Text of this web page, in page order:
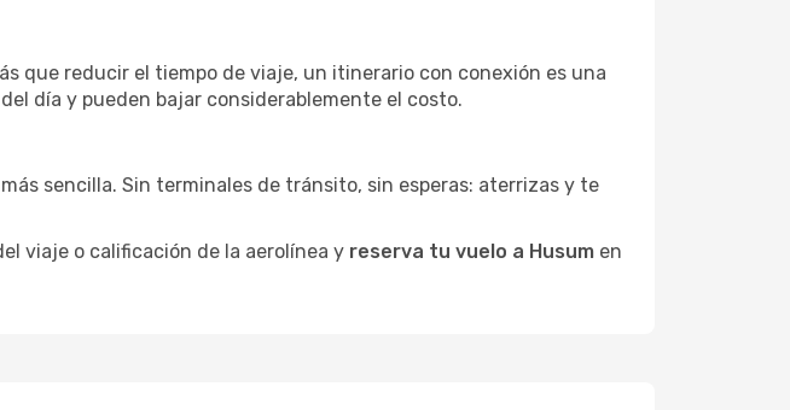
que reducir el tiempo de viaje, un itinerario con conexión es una
día y pueden bajar considerablemente el costo.
sencilla. Sin terminales de tránsito, sin esperas: aterrizas y te
viaje o calificación de la aerolínea y reserva tu vuelo a Husum en